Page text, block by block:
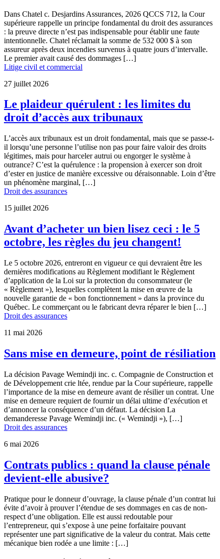
Dans Chatel c. Desjardins Assurances, 2026 QCCS 712, la Cour
supérieure rappelle un principe fondamental du droit des assurances
: la preuve directe n’est pas indispensable pour établir une faute
intentionnelle. Chatel réclamait la somme de 532 000 $ à son
assureur après deux incendies survenus à quatre jours d’intervalle.
Le premier avait causé des dommages […]
Litige civil et commercial
27 juillet 2026
Le plaideur quérulent : les limites du
droit d’accès aux tribunaux
L’accès aux tribunaux est un droit fondamental, mais que se passe-t-
il lorsqu’une personne l’utilise non pas pour faire valoir des droits
légitimes, mais pour harceler autrui ou engorger le système à
outrance? C’est la quérulence : la propension à exercer son droit
d’ester en justice de manière excessive ou déraisonnable. Loin d’être
un phénomène marginal, […]
Droit des assurances
15 juillet 2026
Avant d’acheter un bien lisez ceci : le 5
octobre, les règles du jeu changent!
Le 5 octobre 2026, entreront en vigueur ce qui devraient être les
dernières modifications au Règlement modifiant le Règlement
d’application de la Loi sur la protection du consommateur (le
« Règlement »), lesquelles complètent la mise en œuvre de la
nouvelle garantie de « bon fonctionnement » dans la province du
Québec. Le commerçant ou le fabricant devra réparer le bien […]
Droit des assurances
11 mai 2026
Sans mise en demeure, point de résiliation
La décision Pavage Wemindji inc. c. Compagnie de Construction et
de Développement crie ltée, rendue par la Cour supérieure, rappelle
l’importance de la mise en demeure avant de résilier un contrat. Une
mise en demeure requiert de fournir un délai ultime d’exécution et
d’annoncer la conséquence d’un défaut. La décision La
demanderesse Pavage Wemindji inc. (« Wemindji »), […]
Droit des assurances
6 mai 2026
Contrats publics : quand la clause pénale
devient-elle abusive?
Pratique pour le donneur d’ouvrage, la clause pénale d’un contrat lui
évite d’avoir à prouver l’étendue de ses dommages en cas de non-
respect d’une obligation. Elle est aussi redoutable pour
l’entrepreneur, qui s’expose à une peine forfaitaire pouvant
représenter une part significative de la valeur du contrat. Mais cette
mécanique bien rodée a une limite : […]